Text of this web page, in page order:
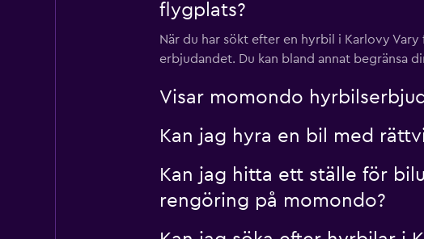
flygplats?
När du har sökt efter en hyrbil i Karlovy
erbjudandet. Du kan bland annat begränsa
Visar momondo
Kan jag hyra en bil med
Kan jag hitta ett ställe för
rengöring på momondo?